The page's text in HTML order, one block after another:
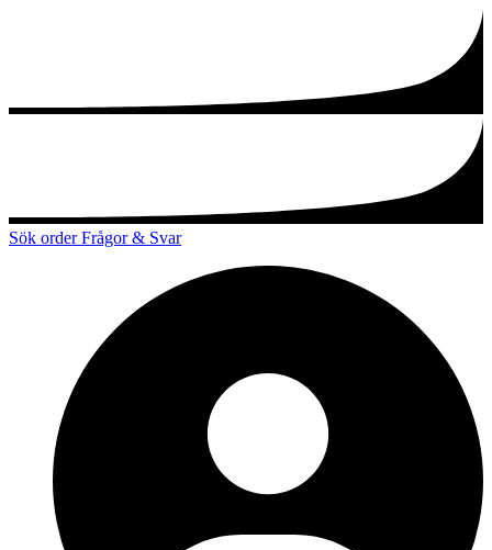
Sök orderFrågor & Svar